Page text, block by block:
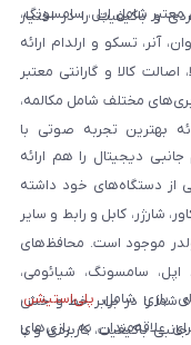
و باکیفیت را در اختیار
شامل اپل، سامسونگ،
آنر، تسکو و ارلدام ارائه
کالا و گارانتی معتبر
مختلف شامل مکالمه،
بهترین تجربه صوتی با
دیجیتال را هم ارائه
از دستگاه‌های خود داشته
شارژر، کابل و رابط و سایر
موجود است. محافظ‌های
سامسونگ، شیائومی،
شما را در برابر خط و خش
باکیفیت، کاربردی و با
بازی شامل پلی‌استیشن،
به بازی‌های